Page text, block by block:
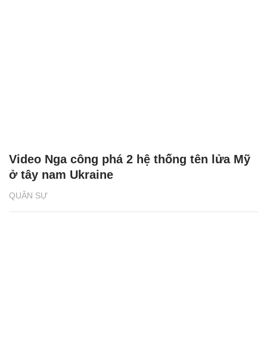
QUÂN SỰ
Video Nga công phá 2 hệ thống tên lửa Mỹ
ở tây nam Ukraine